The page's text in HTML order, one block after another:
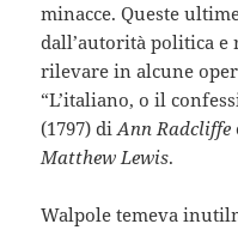
minacce. Queste
dall’autorità politica e
rilevare in alcune
“L’italiano, o il
(1797) diAnn Radcliffe
Matthew Lewis.
Walpole temeva